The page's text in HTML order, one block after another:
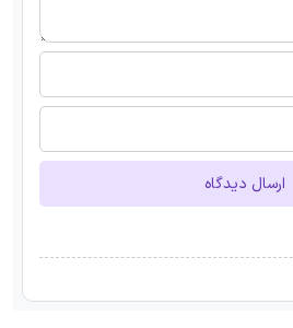
ارسال دیدگاه